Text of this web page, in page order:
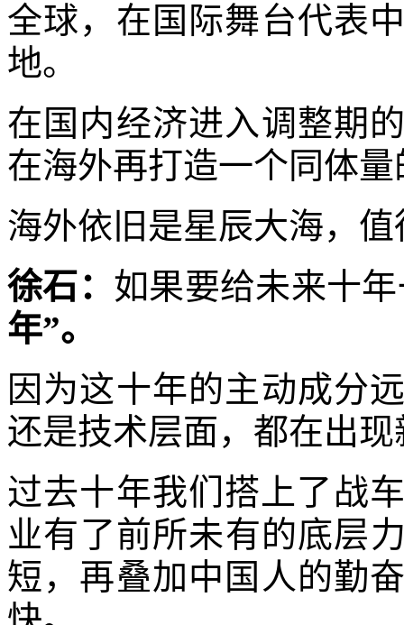
全球，在国际舞台代表
地。
在国内经济进入调整期
在海外再打造一个同体
海外依旧是星辰大海，
徐石： 如果要给未来十
年”。
因为这十年的主动成分
还是技术层面，都在出
过去十年我们搭上了战
业有了前所未有的底层
短，再叠加中国人的勤